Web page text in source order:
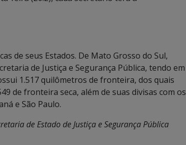
de seus Estados. De Mato Grosso do Sul,
de Justiça e Segurança Pública, tendo em
1.517 quilômetros de fronteira, dos quais
de fronteira seca, além de suas divisas com os
e São Paulo.
de Estado de Justiça e Segurança Pública